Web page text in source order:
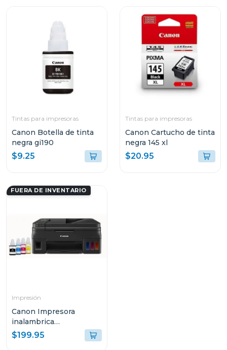
Tintas para impresoras
Canon Botella de tinta
negra gi190
$9.25
Tintas para impresoras
Canon Cartucho de tinta
negra 145 xl
$20.95
FUERA DE INVENTARIO
Impresión
Canon Impresora
inalambrica
multifuncional 4110
$199.95